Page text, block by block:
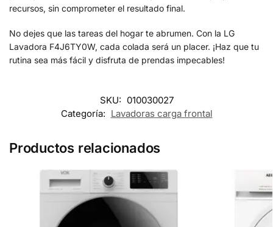
recursos, sin comprometer el resultado final.
No dejes que las tareas del hogar te abrumen. Con la LG
Lavadora F4J6TY0W, cada colada será un placer. ¡Haz que tu
rutina sea más fácil y disfruta de prendas impecables!
SKU: 010030027
Categoría: Lavadoras carga frontal
Productos relacionados